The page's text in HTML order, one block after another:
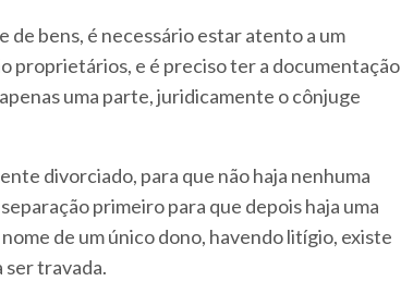
de bens, é necessário estar atento a um
proprietários, e é preciso ter a documentação
uma parte, juridicamente o cônjuge
divorciado, para que não haja nenhuma
primeiro para que depois haja uma
de um único dono, havendo litígio, existe
ser travada.